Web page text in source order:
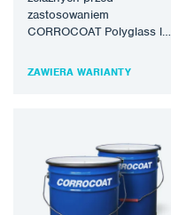
zastosowaniem
CORROCOAT Polyglass lub
Może być również
ZAWIERA WARIANTY